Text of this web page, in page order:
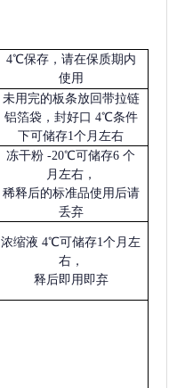
4℃保存，请在保质期内
使用
未用完的板条放回带拉链
铝箔袋，封好口 4℃条件
下可储存1个月左右
冻干粉 -20℃可储存6 个
月左右，
稀释后的标准品使用后请
丢弃
浓缩液 4℃可储存1个月左
右，
释后即用即弃